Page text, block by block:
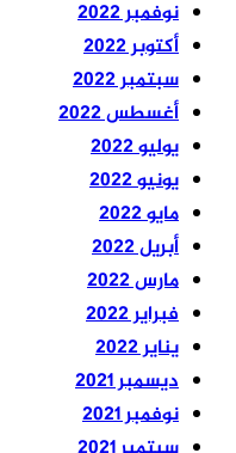
نوفمبر 2022
أكتوبر 2022
سبتمبر 2022
أغسطس 2022
يوليو 2022
يونيو 2022
مايو 2022
أبريل 2022
مارس 2022
فبراير 2022
يناير 2022
ديسمبر 2021
نوفمبر 2021